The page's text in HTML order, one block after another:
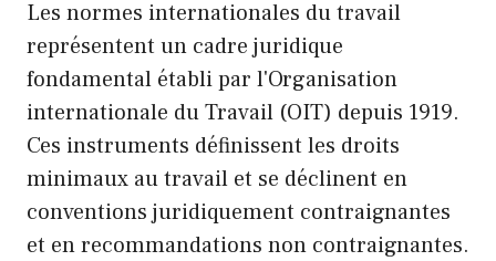
Les normes internationales du travail
représentent un cadre juridique
fondamental établi par l'Organisation
internationale du Travail (OIT) depuis 1919.
Ces instruments définissent les droits
minimaux au travail et se déclinent en
conventions juridiquement contraignantes
et en recommandations non contraignantes.